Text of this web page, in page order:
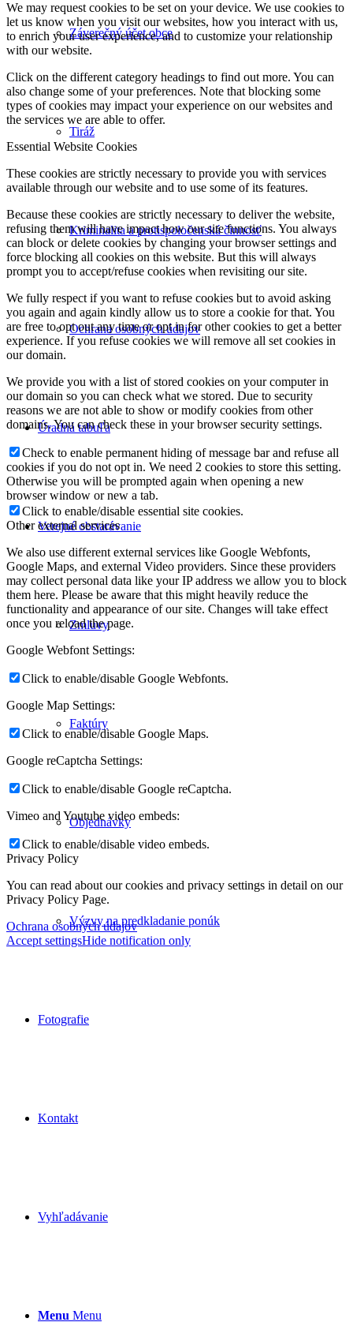
Záverečný účet obce
Tiráž
Kriminalita a protispoločenská činnosť
Ochrana osobných údajov
Úradná tabuľa
Verejné obstarávanie
Zmluvy
Faktúry
Objednávky
Výzvy na predkladanie ponúk
Fotografie
Kontakt
Vyhľadávanie
Menu Menu
We may request cookies to be set on your device. We use cookies to
let us know when you visit our websites, how you interact with us,
to enrich your user experience, and to customize your relationship
with our website.
Click on the different category headings to find out more. You can
also change some of your preferences. Note that blocking some
types of cookies may impact your experience on our websites and
the services we are able to offer.
Essential Website Cookies
These cookies are strictly necessary to provide you with services
available through our website and to use some of its features.
Because these cookies are strictly necessary to deliver the website,
refusing them will have impact how our site functions. You always
can block or delete cookies by changing your browser settings and
force blocking all cookies on this website. But this will always
prompt you to accept/refuse cookies when revisiting our site.
We fully respect if you want to refuse cookies but to avoid asking
you again and again kindly allow us to store a cookie for that. You
are free to opt out any time or opt in for other cookies to get a better
experience. If you refuse cookies we will remove all set cookies in
our domain.
We provide you with a list of stored cookies on your computer in
our domain so you can check what we stored. Due to security
reasons we are not able to show or modify cookies from other
domains. You can check these in your browser security settings.
Check to enable permanent hiding of message bar and refuse all
cookies if you do not opt in. We need 2 cookies to store this setting.
Otherwise you will be prompted again when opening a new
browser window or new a tab.
Click to enable/disable essential site cookies.
Other external services
We also use different external services like Google Webfonts,
Google Maps, and external Video providers. Since these providers
may collect personal data like your IP address we allow you to block
them here. Please be aware that this might heavily reduce the
functionality and appearance of our site. Changes will take effect
once you reload the page.
Google Webfont Settings:
Click to enable/disable Google Webfonts.
Google Map Settings:
Click to enable/disable Google Maps.
Google reCaptcha Settings:
Click to enable/disable Google reCaptcha.
Vimeo and Youtube video embeds:
Click to enable/disable video embeds.
Privacy Policy
You can read about our cookies and privacy settings in detail on our
Privacy Policy Page.
Ochrana osobných údajov
Accept settingsHide notification only